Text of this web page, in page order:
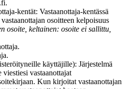
kentät: Vastaanottaja-kentässä
osoitteen kelpoisuus
osoite, keltainen: osoite ei sallittu,
käyttäjille): Järjestelmä
vastaanottajat
Kun kirjoitat vastaanottajan